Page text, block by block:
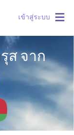
เข้าสู่ระบบ
ส จาก